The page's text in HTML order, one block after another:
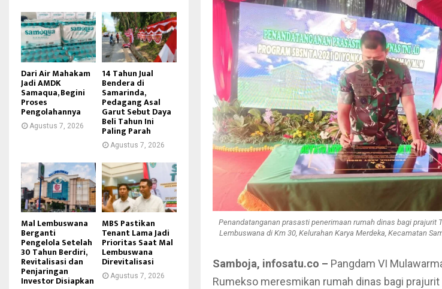
Penandatanganan prasasti penerimaan rumah dinas bagi prajurit
Lembuswana di Km 30, Kelurahan Karya Merdeka, Kecamatan
Samboja, infosatu.co – Pangdam VI
Rumekso meresmikan rumah dinas bagi prajurit
Dari Air Mahakam
Jadi AMDK
Samaqua, Begini
Proses
Pengolahannya
Agustus 7, 2026
14 Tahun Jual
Bendera di
Samarinda,
Pedagang Asal
Garut Sebut Daya
Beli Tahun Ini
Paling Parah
Agustus 7, 2026
Mal Lembuswana
Berganti
Pengelola Setelah
30 Tahun Berdiri,
Revitalisasi dan
Penjaringan
Investor Disiapkan
MBS Pastikan
Tenant Lama Jadi
Prioritas Saat Mal
Lembuswana
Direvitalisasi
Agustus 7, 2026